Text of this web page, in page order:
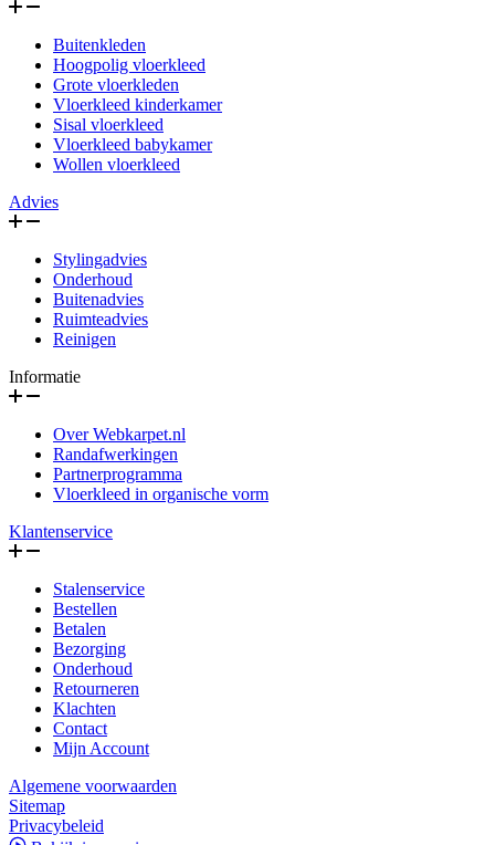
Buitenkleden
Hoogpolig vloerkleed
Grote vloerkleden
Vloerkleed kinderkamer
Sisal vloerkleed
Vloerkleed babykamer
Wollen vloerkleed
Advies
Stylingadvies
Onderhoud
Buitenadvies
Ruimteadvies
Reinigen
Informatie
Over Webkarpet.nl
Randafwerkingen
Partnerprogramma
Vloerkleed in organische vorm
Klantenservice
Stalenservice
Bestellen
Betalen
Bezorging
Onderhoud
Retourneren
Klachten
Contact
Mijn Account
Algemene voorwaarden
Sitemap
Privacybeleid